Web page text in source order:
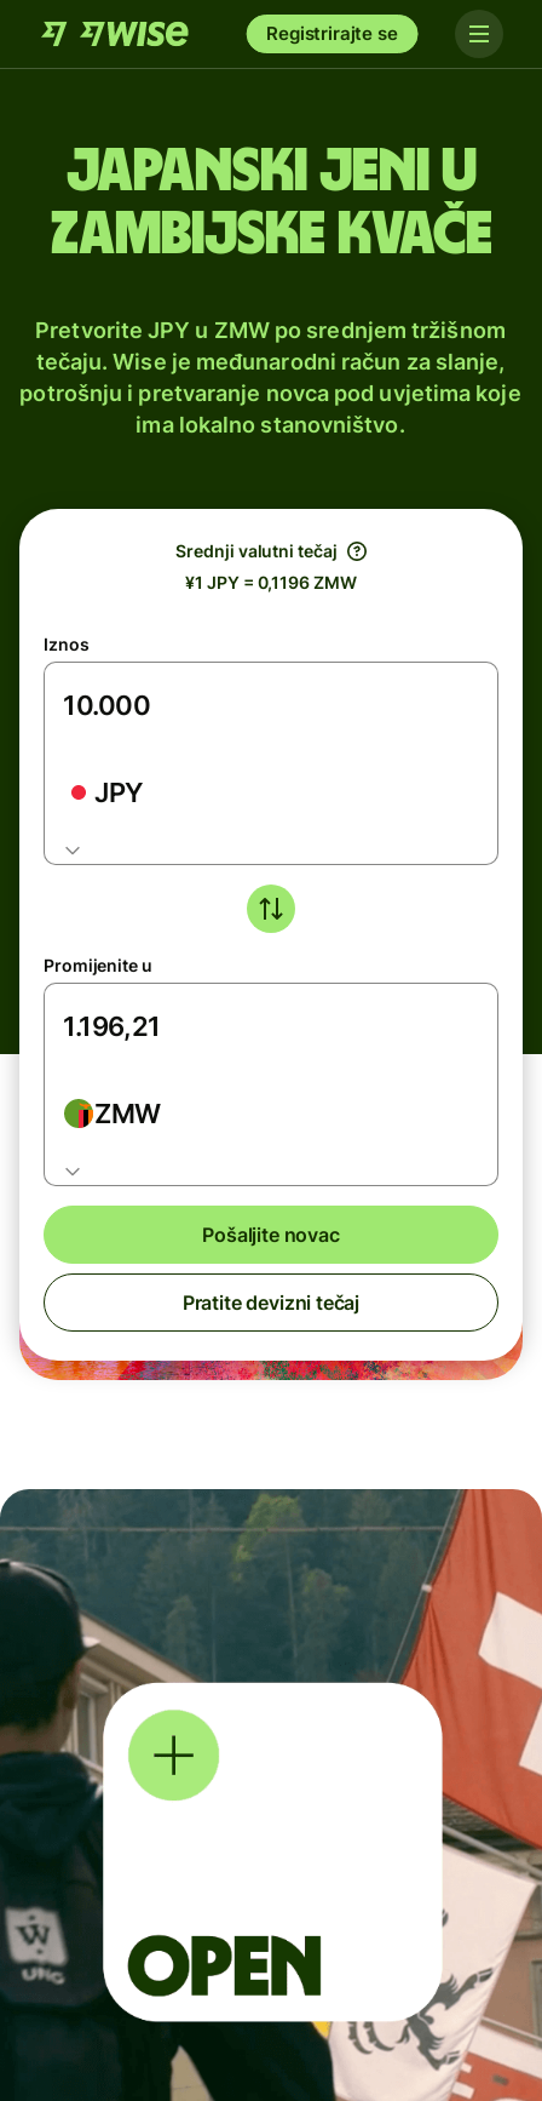
Registrirajte se
Japanski jeni u
zambijske kvače
Pretvorite JPY u ZMW po srednjem tržišnom
tečaju. Wise je međunarodni račun za slanje,
potrošnju i pretvaranje novca pod uvjetima koje
ima lokalno stanovništvo.
Srednji valutni tečaj
¥1 JPY = 0,1196 ZMW
Iznos
JPY
Promijenite u
ZMW
Pošaljite novac
Pratite devizni tečaj